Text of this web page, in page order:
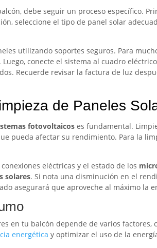
debe seguir un proceso específico.
seleccione el tipo de panel solar
utilizando soportes seguros. Para
conecte el sistema al cuadro
Recuerde revisar la factura de luz
de Paneles
fotovoltaicos es fundamental.
pueda afectar su rendimiento. Para la
eléctricas y el estado de los
solares. Si nota una disminución en el
asegurará que aproveche al máximo la
en tu balcón depende de varios
energética y optimizar el uso de la